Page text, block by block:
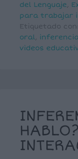
del Lenguaje,
para trabajar
Etiquetado con:
oral,
videos